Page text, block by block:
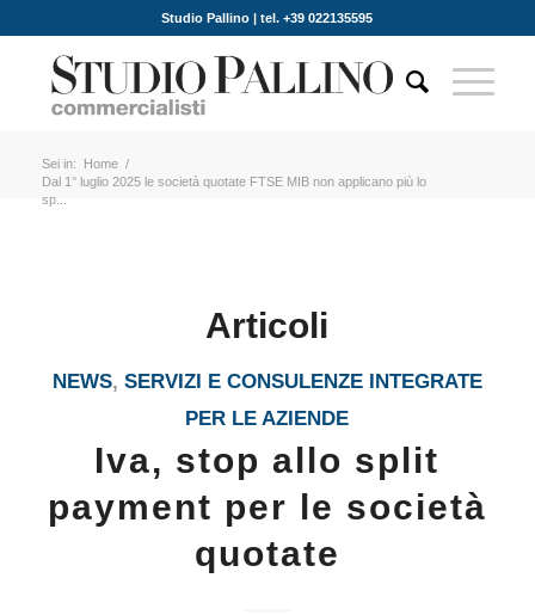
Studio Pallino | tel. +39 022135595
Sei in: Home /
Dal 1° luglio 2025 le società quotate FTSE MIB non applicano più lo
sp...
Articoli
NEWS, SERVIZI E CONSULENZE INTEGRATE
PER LE AZIENDE
Iva, stop allo split
payment per le società
quotate